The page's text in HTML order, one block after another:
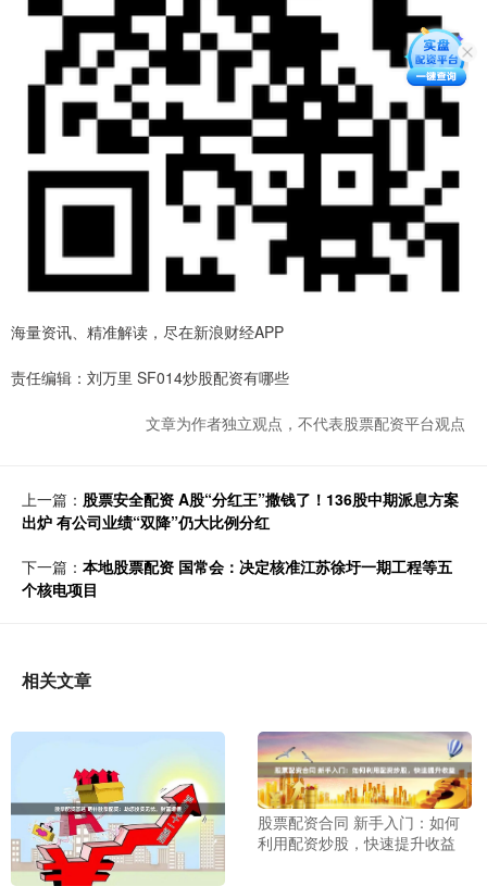
海量资讯、精准解读，尽在新浪财经APP
责任编辑：刘万里 SF014炒股配资有哪些
文章为作者独立观点，不代表股票配资平台观点
上一篇： 股票安全配资 A股“分红王”撒钱了！136股中期派息方案
出炉 有公司业绩“双降”仍大比例分红
下一篇： 本地股票配资 国常会：决定核准江苏徐圩一期工程等五
个核电项目
相关文章
股票配资合同 新手入门：如何
利用配资炒股，快速提升收益